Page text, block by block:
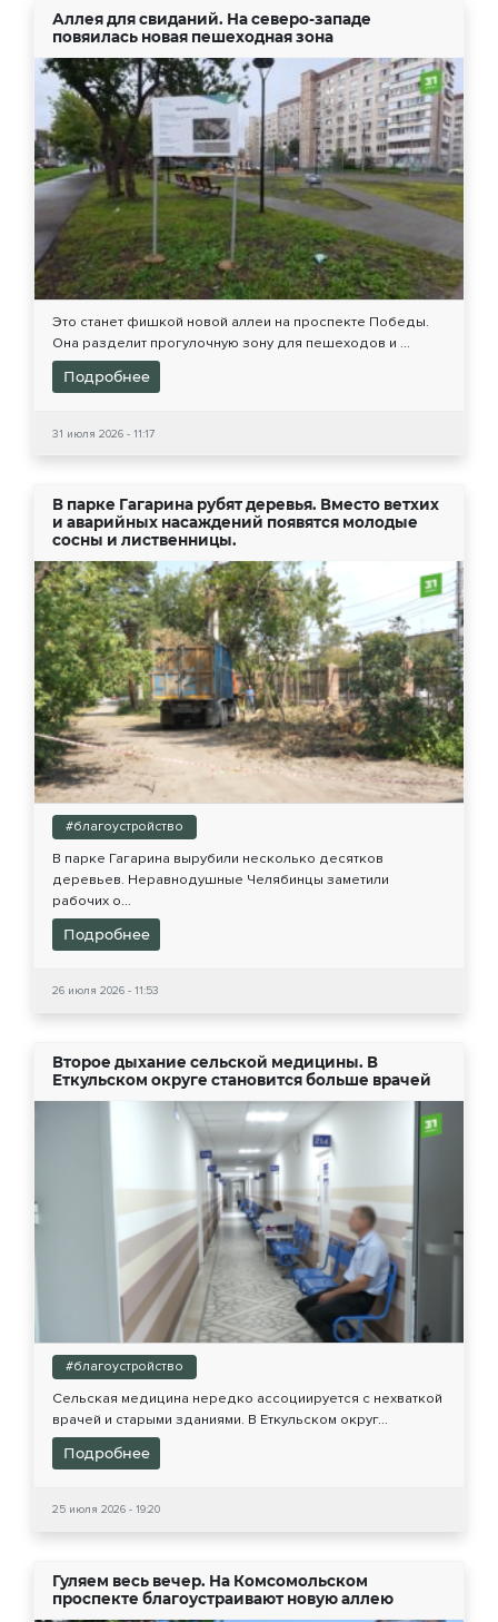
Аллея для свиданий. На северо-западе
повяилась новая пешеходная зона
Это станет фишкой новой аллеи на проспекте Победы.
Она разделит прогулочную зону для пешеходов и ...
Подробнее
31 июля 2026 - 11:17
В парке Гагарина рубят деревья. Вместо ветхих
и аварийных насаждений появятся молодые
сосны и лиственницы.
#благоустройство
В парке Гагарина вырубили несколько десятков
деревьев. Неравнодушные Челябинцы заметили
рабочих о...
Подробнее
26 июля 2026 - 11:53
Второе дыхание сельской медицины. В
Еткульском округе становится больше врачей
#благоустройство
Сельская медицина нередко ассоциируется с нехваткой
врачей и старыми зданиями. В Еткульском округ...
Подробнее
25 июля 2026 - 19:20
Гуляем весь вечер. На Комсомольском
проспекте благоустраивают новую аллею